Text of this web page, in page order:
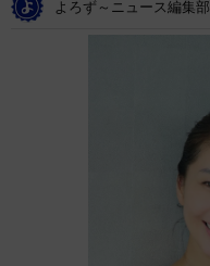
よろず～ニュース編集部